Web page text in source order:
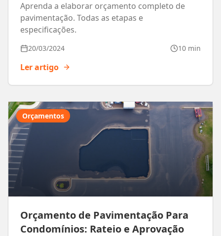
Aprenda a elaborar orçamento completo de
pavimentação. Todas as etapas e
especificações.
20/03/2024 10 min
Ler artigo
Orçamentos
Orçamento de Pavimentação Para
Condomínios: Rateio e Aprovação